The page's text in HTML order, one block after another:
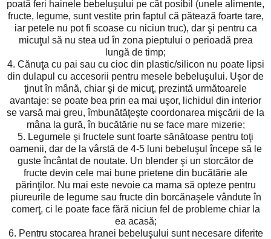
poată feri hainele bebeluşului pe cât posibil (unele alimente,
fructe, legume, sunt vestite prin faptul că pătează foarte tare,
iar petele nu pot fi scoase cu niciun truc), dar şi pentru ca
micuţul să nu stea ud în zona pieptului o perioadă prea
lungă de timp;
4. Cănuţa cu pai sau cu cioc din plastic/silicon nu poate lipsi
din dulapul cu accesorii pentru mesele bebeluşului. Uşor de
ţinut în mână, chiar şi de micuţ, prezintă următoarele
avantaje: se poate bea prin ea mai uşor, lichidul din interior
se varsă mai greu, îmbunătăţeşte coordonarea mişcării de la
mâna la gură, în bucătărie nu se face mare mizerie;
5. Legumele şi fructele sunt foarte sănătoase pentru toţi
oamenii, dar de la vârstă de 4-5 luni bebeluşul începe să le
guste încântat de noutate. Un blender şi un storcător de
fructe devin cele mai bune prietene din bucătărie ale
părinţilor. Nu mai este nevoie ca mama să opteze pentru
piureurile de legume sau fructe din borcănaşele vândute în
comerţ, ci le poate face fără niciun fel de probleme chiar la
ea acasă;
6. Pentru stocarea hranei bebeluşului sunt necesare diferite